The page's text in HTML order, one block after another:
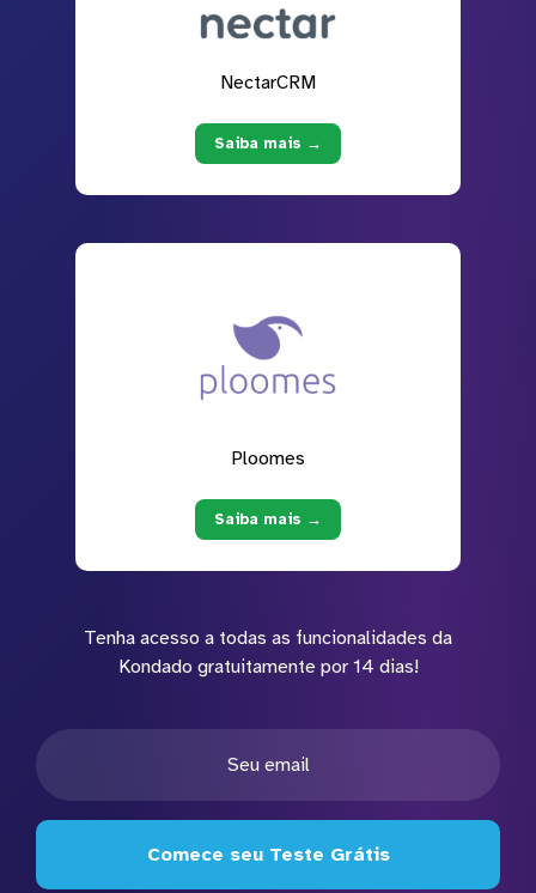
NectarCRM
Saiba mais →
Ploomes
Saiba mais →
Tenha acesso a todas as funcionalidades da
Kondado gratuitamente por 14 dias!
Comece seu Teste Grátis